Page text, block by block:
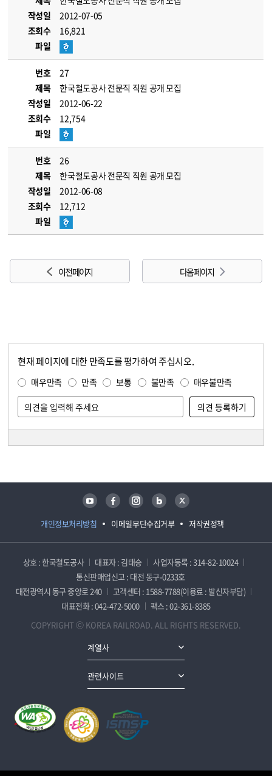
작성일
2012-07-05
조회수
16,821
파일
번호
27
제목
한국철도공사 전문직 직원 공개 모집
작성일
2012-06-22
조회수
12,754
파일
번호
26
제목
한국철도공사 전문직 직원 공개 모집
작성일
2012-06-08
조회수
12,712
파일
이전 페이지 다음 페이지
현재 페이지에 대한 만족도를 평가하여 주십시오.
매우만족 만족 보통 불만족 매우불만족
개인정보처리방침 이메일무단수집거부 저작권정책
유튜브 페이스북 인스타그램 블로그 트위터
상호 : 한국철도공사 대표자 : 김태승
사업자등록 : 314-82-10024
통신판매업신고 : 대전 동구-0233호
대전광역시 동구 중앙로 240
고객센터 : 1588-7788(이용료 : 발신자부담)
대표전화 : 042-472-5000
팩스 : 02-361-8385
COPYRIGHT ⓒ KOREA RAILROAD. ALL RIGHTS RESERVED.
계열사
관련사이트